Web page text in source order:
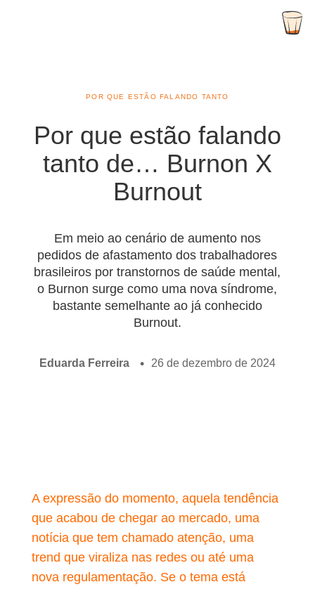
POR QUE ESTÃO FALANDO TANTO
Por que estão falando
tanto de… Burnon X
Burnout
Em meio ao cenário de aumento nos
pedidos de afastamento dos trabalhadores
brasileiros por transtornos de saúde mental,
o Burnon surge como uma nova síndrome,
bastante semelhante ao já conhecido
Burnout.
Eduarda Ferreira 26 de dezembro de 2024
A expressão do momento, aquela tendência
que acabou de chegar ao mercado, uma
notícia que tem chamado atenção, uma
trend que viraliza nas redes ou até uma
nova regulamentação. Se o tema está